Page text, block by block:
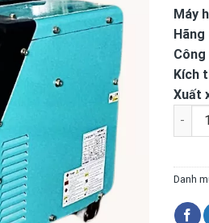
Máy
Hãng
Kích
Xuất
Sẵn
Danh